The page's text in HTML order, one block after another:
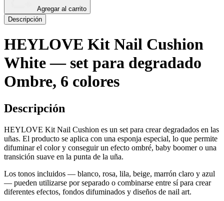
Agregar al carrito
Descripción
HEYLOVE Kit Nail Cushion
White — set para degradado
Ombre, 6 colores
Descripción
HEYLOVE Kit Nail Cushion es un set para crear degradados en las
uñas. El producto se aplica con una esponja especial, lo que permite
difuminar el color y conseguir un efecto ombré, baby boomer o una
transición suave en la punta de la uña.
Los tonos incluidos — blanco, rosa, lila, beige, marrón claro y azul
— pueden utilizarse por separado o combinarse entre sí para crear
diferentes efectos, fondos difuminados y diseños de nail art.